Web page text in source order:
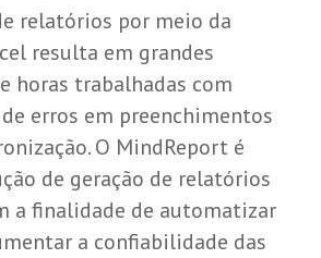
relatórios por meio da
resulta em grandes
horas trabalhadas com
erros em preenchimentos
O MindReport é
de geração de relatórios
a finalidade de automatizar
a confiabilidade das